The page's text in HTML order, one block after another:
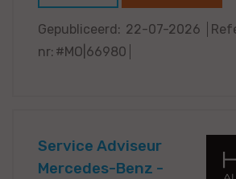
Gepubliceerd: 22-07-2026
nr: #MO|66980
Service Adviseur
Mercedes-Benz -